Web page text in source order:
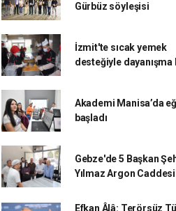
Gürbüz söyleşisi
İzmit'te sıcak yemek
desteğiyle dayanışma
Akademi Manisa’da
başladı
Gebze'de 5 Başkan
Yılmaz Argon
Efkan Âlâ: Terörsüz